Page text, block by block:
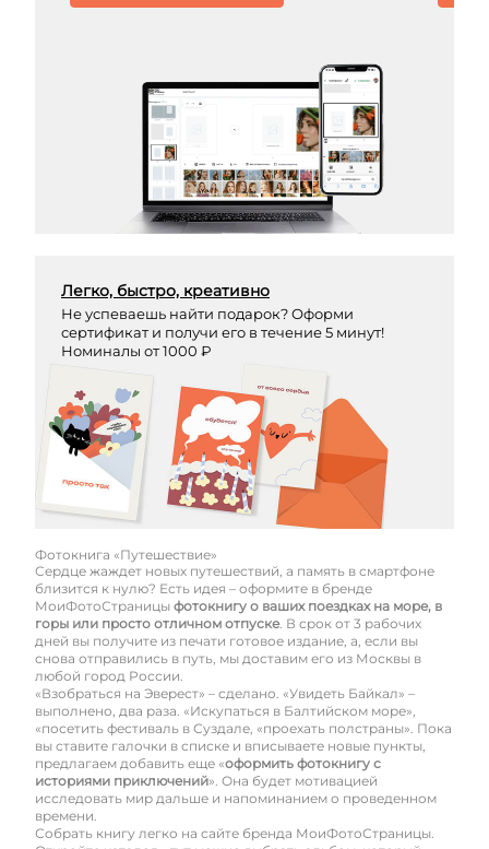
Легко, быстро, креативно
Не успеваешь найти подарок? Оформи
сертификат и получи его в течение 5 минут!
Номиналы от 1000 ₽
Фотокнига «Путешествие»
Сердце жаждет новых путешествий, а память в смартфоне
близится к нулю? Есть идея – оформите в бренде
МоиФотоСтраницы фотокнигу о ваших поездках на море, в
горы или просто отличном отпуске. В срок от 3 рабочих
дней вы получите из печати готовое издание, а, если вы
снова отправились в путь, мы доставим его из Москвы в
любой город России.
«Взобраться на Эверест» – сделано. «Увидеть Байкал» –
выполнено, два раза. «Искупаться в Балтийском море»,
«посетить фестиваль в Суздале, «проехать полстраны». Пока
вы ставите галочки в списке и вписываете новые пункты,
предлагаем добавить еще «оформить фотокнигу с
историями приключений». Она будет мотивацией
исследовать мир дальше и напоминанием о проведенном
времени.
Собрать книгу легко на сайте бренда МоиФотоСтраницы.